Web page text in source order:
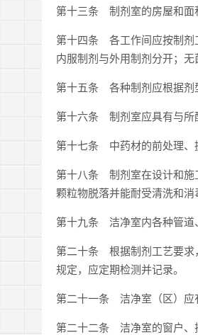
第十三条 制剂室的房屋和面
第十四条 各工作间应按制剂
内服制剂与外用制剂分开；无
第十五条 各种制剂应根据剂
第十六条 制剂室应具有与所
第十七条 中药材的前处理、
第十八条 制剂室在设计和施
颗粒物脱落并能耐受清洗和
第十九条 洁净室内各种管道
第二十条 根据制剂工艺要求
规定，应定期检测并记录。
第二十一条 洁净室（区）应
第二十二条 洁净室的窗户、